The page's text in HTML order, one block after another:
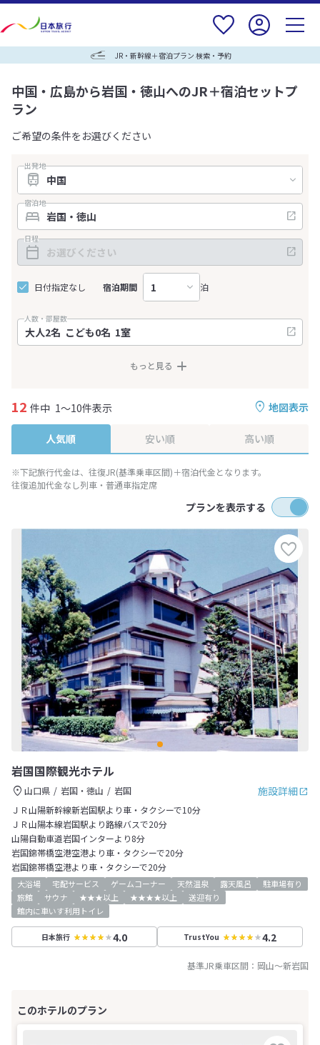
JR・新幹線＋宿泊プラン 検索・予約
中国・広島から岩国・徳山へのJR＋宿泊セットプ
ラン
ご希望の条件をお選びください
出発地
宿泊地
日程
日付指定なし 宿泊期間 泊
人数・部屋数
もっと見る
地図表示
12 件中 1～10件表示
人気順 安い順 高い順
※下記旅行代金は、往復JR(基準乗車区間)＋宿泊代金となります。
往復追加代金なし列車・普通車指定席
プランを表示する
岩国国際観光ホテル
施設詳細
山口県 岩国・徳山
岩国
ＪＲ山陽新幹線新岩国駅より車・タクシーで10分
ＪＲ山陽本線岩国駅より路線バスで20分
山陽自動車道岩国インターより8分
岩国錦帯橋空港空港より車・タクシーで20分
岩国錦帯橋空港より車・タクシーで20分
大浴場 宅配サービス ゲームコーナー 天然温泉 露天風呂
駐車場有り
旅館
サウナ ★★★以上 ★★★★以上
送迎有り
館内に車いす利用トイレ
日本旅行 4.0 TrustYou 4.2
基準JR乗車区間： 岡山～新岩国